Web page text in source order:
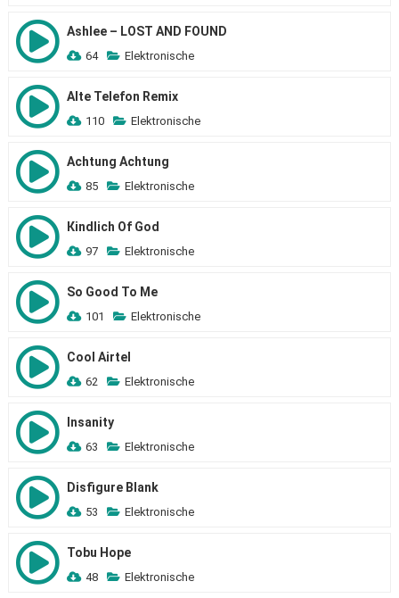
Ashlee – LOST AND FOUND
64 Elektronische
Alte Telefon Remix
110 Elektronische
Achtung Achtung
85 Elektronische
Кindlich Of God
97 Elektronische
So Good To Me
101 Elektronische
Cool Airtel
62 Elektronische
Insanity
63 Elektronische
Disfigure Blank
53 Elektronische
Tobu Hope
48 Elektronische